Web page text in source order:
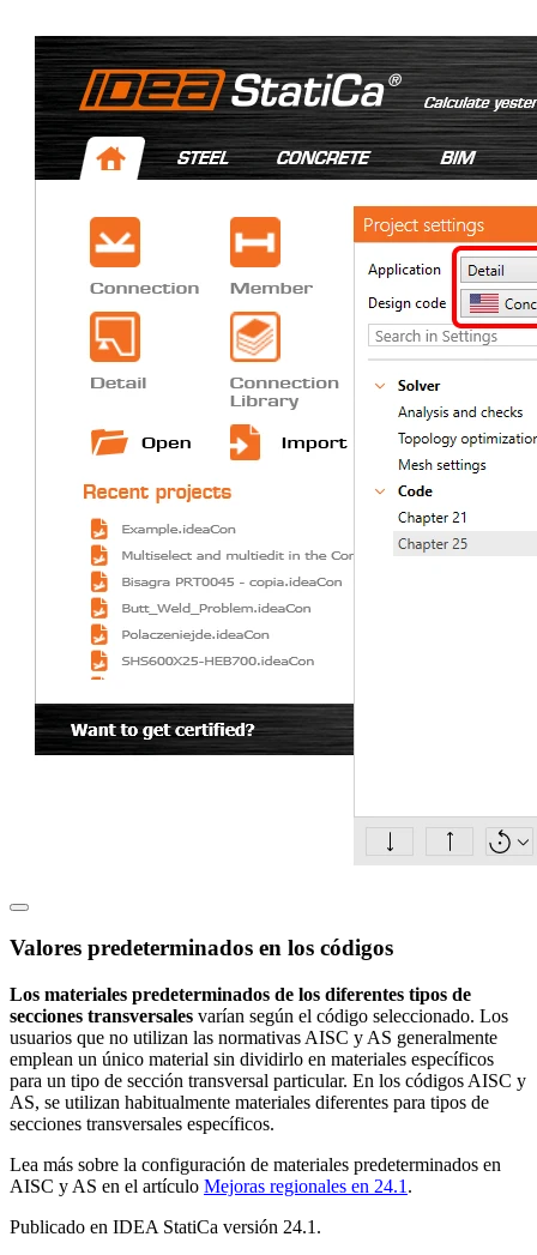
Valores predeterminados en los códigos
Los materiales predeterminados de los diferentes tipos de
secciones transversales varían según el código seleccionado. Los
usuarios que no utilizan las normativas AISC y AS generalmente
emplean un único material sin dividirlo en materiales específicos
para un tipo de sección transversal particular. En los códigos AISC y
AS, se utilizan habitualmente materiales diferentes para tipos de
secciones transversales específicos.
Lea más sobre la configuración de materiales predeterminados en
AISC y AS en el artículo Mejoras regionales en 24.1 .
Publicado en IDEA StatiCa versión 24.1.